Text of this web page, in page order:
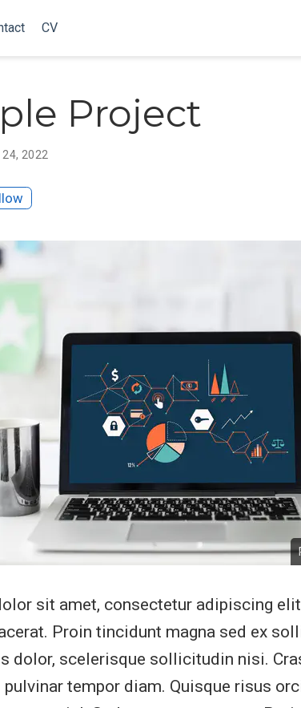
CV
Project
2022
sit amet, consectetur adipiscing
Proin tincidunt magna sed ex
dolor, scelerisque sollicitudin nisi.
pulvinar tempor diam. Quisque risus